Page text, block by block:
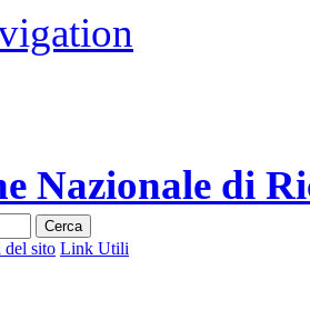
Nazionale di
Cerca
del sito Link Utili